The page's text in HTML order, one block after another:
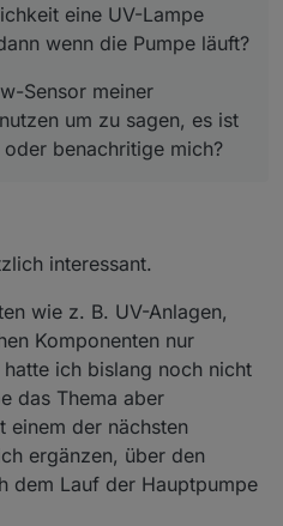
eine UV-Lampe
wenn die Pumpe läuft?
Sensor meiner
um zu sagen, es ist
benachritige mich?
interessant.
wie z. B. UV-Anlagen,
Komponenten nur
ich bislang noch nicht
das Thema aber
der nächsten
ergänzen, über den
dem Lauf der Hauptpumpe